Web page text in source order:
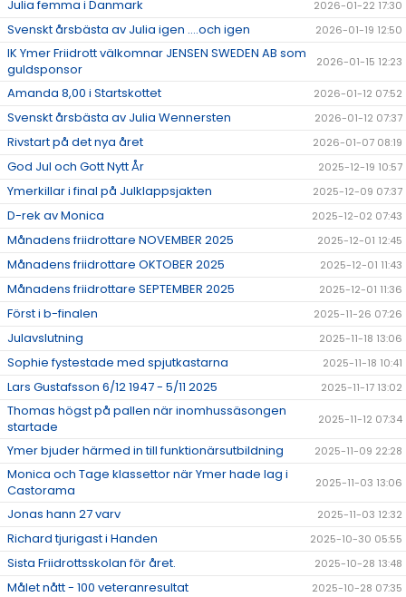
Julia femma i Danmark 2026-01-22 17:30
Svenskt årsbästa av Julia igen ….och igen 2026-01-19 12:50
IK Ymer Friidrott välkomnar JENSEN SWEDEN AB som
guldsponsor
2026-01-15 12:23
Amanda 8,00 i Startskottet 2026-01-12 07:52
Svenskt årsbästa av Julia Wennersten 2026-01-12 07:37
Rivstart på det nya året 2026-01-07 08:19
God Jul och Gott Nytt År 2025-12-19 10:57
Ymerkillar i final på Julklappsjakten 2025-12-09 07:37
D-rek av Monica 2025-12-02 07:43
Månadens friidrottare NOVEMBER 2025 2025-12-01 12:45
Månadens friidrottare OKTOBER 2025 2025-12-01 11:43
Månadens friidrottare SEPTEMBER 2025 2025-12-01 11:36
Först i b-finalen 2025-11-26 07:26
Julavslutning 2025-11-18 13:06
Sophie fystestade med spjutkastarna 2025-11-18 10:41
Lars Gustafsson 6/12 1947 - 5/11 2025 2025-11-17 13:02
Thomas högst på pallen när inomhussäsongen
startade
2025-11-12 07:34
Ymer bjuder härmed in till funktionärsutbildning 2025-11-09 22:28
Monica och Tage klassettor när Ymer hade lag i
Castorama
2025-11-03 13:06
Jonas hann 27 varv 2025-11-03 12:32
Richard tjurigast i Handen 2025-10-30 05:55
Sista Friidrottsskolan för året. 2025-10-28 13:48
Målet nått - 100 veteranresultat 2025-10-28 07:35